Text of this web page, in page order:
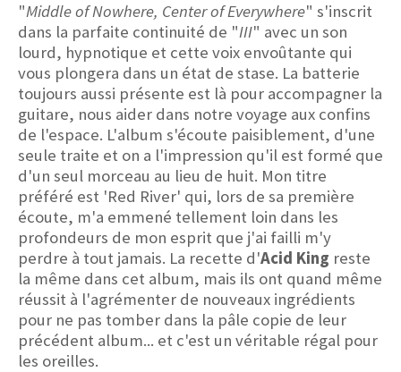
"Middle of Nowhere, Center of Everywhere" s'inscrit
dans la parfaite continuité de "III" avec un son
lourd, hypnotique et cette voix envoûtante qui
vous plongera dans un état de stase. La batterie
toujours aussi présente est là pour accompagner la
guitare, nous aider dans notre voyage aux confins
de l'espace. L'album s'écoute paisiblement, d'une
seule traite et on a l'impression qu'il est formé que
d'un seul morceau au lieu de huit. Mon titre
préféré est 'Red River' qui, lors de sa première
écoute, m'a emmené tellement loin dans les
profondeurs de mon esprit que j'ai failli m'y
perdre à tout jamais. La recette d'Acid King reste
la même dans cet album, mais ils ont quand même
réussit à l'agrémenter de nouveaux ingrédients
pour ne pas tomber dans la pâle copie de leur
précédent album... et c'est un véritable régal pour
les oreilles.